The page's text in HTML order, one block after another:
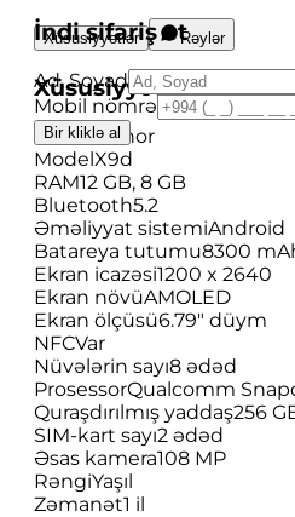
İndi sifariş et
Ad, Soyad
Mobil nömrə
Bir kliklə al
Xüsusiyyətlər Rəylər
Xüsusiyyətlər
BrendHonor
ModelX9d
RAM12 GB, 8 GB
Bluetooth5.2
Əməliyyat sistemiAndroid
Batareya tutumu8300
Ekran icazəsi1200 x 2640
Ekran növüAMOLED
Ekran ölçüsü6.79" düym
NFCVar
Nüvələrin sayı8 ədəd
ProsessorQualcomm
Quraşdırılmış yaddaş256
SIM-kart sayı2 ədəd
Əsas kamera108 MP
RəngiYaşıl
Zəmanət1 il